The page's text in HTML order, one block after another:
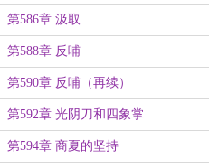
第586章 汲取
第588章 反哺
第590章 反哺（再续）
第592章 光阴刀和四象掌
第594章 商夏的坚持